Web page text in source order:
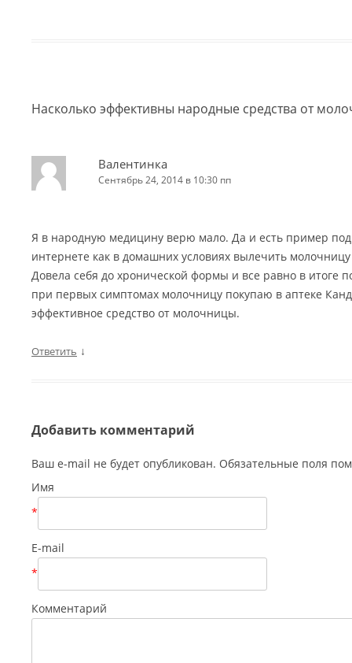
Насколько эффективны народные средства от
Валентинка
Сентябрь 24, 2014 в 10:30 пп
Я в народную медицину верю мало. Да и есть пример
интернете как в домашних условиях вылечить молочницу
Довела себя до хронической формы и все равно в итоге
при первых симптомах молочницу покупаю в аптеке
эффективное средство от молочницы.
Ответить ↓
Добавить комментарий
Ваш e-mail не будет опубликован. Обязательные поля
Имя
*
E-mail
*
Комментарий